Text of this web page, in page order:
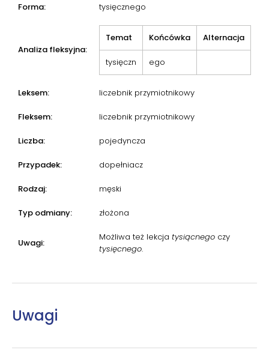
Forma: tysięcznego
Analiza fleksyjna:
Temat Końcówka Alternacja
tysięczn ego
Leksem: liczebnik przymiotnikowy
Fleksem: liczebnik przymiotnikowy
Liczba: pojedyncza
Przypadek: dopełniacz
Rodzaj: męski
Typ odmiany: złożona
Uwagi:
Możliwa też lekcja tysiącnego czy
tysięcnego.
Uwagi